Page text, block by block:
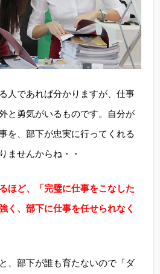
人であれば分かりますが、仕事
と勇気がいるものです。自分が
を、部下が忠実に行ってくれる
ませんからね・・
ほど、「完璧に仕事をこなした
く、部下に仕事を任せられなく
、部下が誰も育たないので「ダ